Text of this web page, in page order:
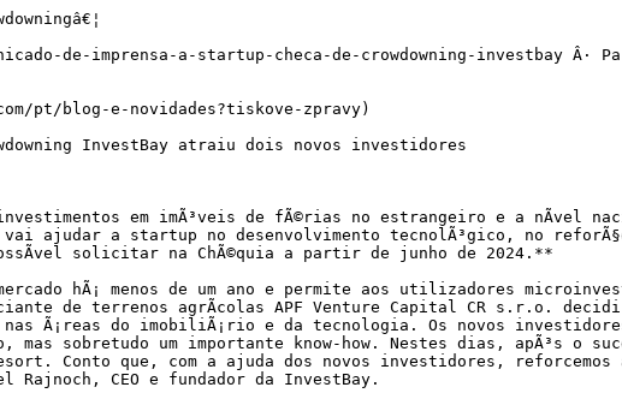
de-imprensa-a-startup-checa-de-crowdowning-investbay Â·
pt/blog-e-novidades?tiskove-zpravy)
InvestBay atraiu dois novos investidores
em imÃ³veis de fÃ©rias no estrangeiro e a nÃ­vel
ajudar a startup no desenvolvimento tecnolÃ³gico, no
solicitar na ChÃ©quia a partir de junho de 2024.**
hÃ¡ menos de um ano e permite aos utilizadores
de terrenos agrÃ­colas APF Venture Capital CR s.r.o.
Ã¡reas do imobiliÃ¡rio e da tecnologia. Os novos
sobretudo um importante know-how. Nestes dias, apÃ³s o
Conto que, com a ajuda dos novos investidores, reforcemos
Rajnoch, CEO e fundador da InvestBay.